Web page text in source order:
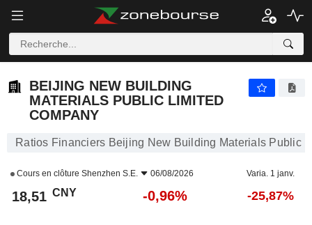
BEIJING NEW BUILDING
MATERIALS PUBLIC LIMITED
COMPANY
Ratios Financiers Beijing New Building Materials Public
Cours en clôture Shenzhen S.E. 06/08/2026 Varia. 1 janv.
18,51 CNY -0,96% -25,87%